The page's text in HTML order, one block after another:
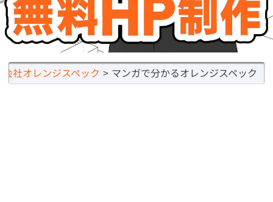
社オレンジスペック マンガで分かるオレンジスペック